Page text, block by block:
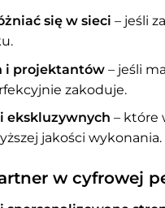
się w sieci – jeśli
i projektantów– jeśli
zakoduje.
ekskluzywnych – które
jakości wykonania.
w cyfrowej